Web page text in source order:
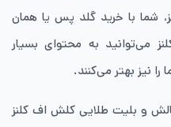
شما با خرید گلد پس یا همان
می‌توانید به محتوای بسیار
نیز بهتر می‌کنند.
چالش و بلیت طلایی کلش اف کلنز